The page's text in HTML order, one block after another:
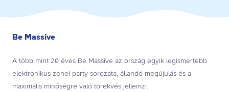
Be Massive
A több mint 20 éves Be Massive az ország egyik legismertebb
elektronikus zenei party-sorozata, állandó megújulás és a
maximális minőségre való törekvés jellemzi.